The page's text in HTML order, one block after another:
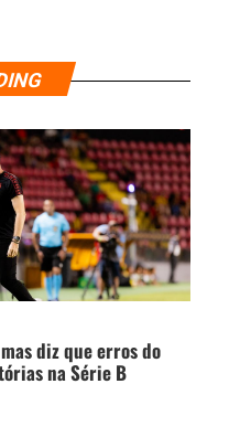
diz que erros do
na Série B